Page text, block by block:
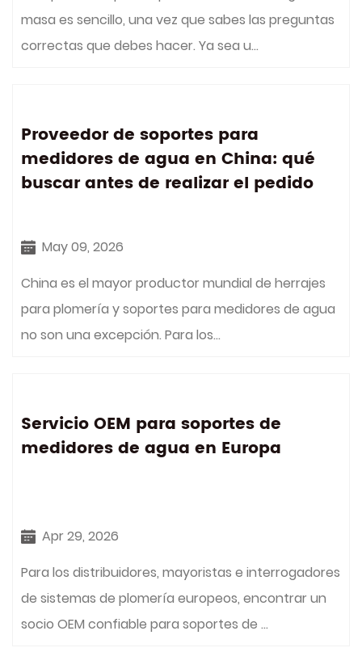
masa es sencillo, una vez que sabes las preguntas
correctas que debes hacer. Ya sea u...
Proveedor de soportes para
medidores de agua en China: qué
buscar antes de realizar el pedido
May 09, 2026
China es el mayor productor mundial de herrajes
para plomería y soportes para medidores de agua
no son una excepción. Para los...
Servicio OEM para soportes de
medidores de agua en Europa
Apr 29, 2026
Para los distribuidores, mayoristas e interrogadores
de sistemas de plomería europeos, encontrar un
socio OEM confiable para soportes de ...